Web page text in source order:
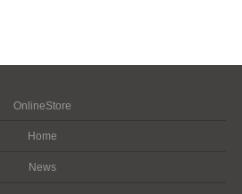
OnlineStore
Home
News